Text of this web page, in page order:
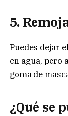
5.
Puedes dejar
en agua, pero
goma de
¿Qué se